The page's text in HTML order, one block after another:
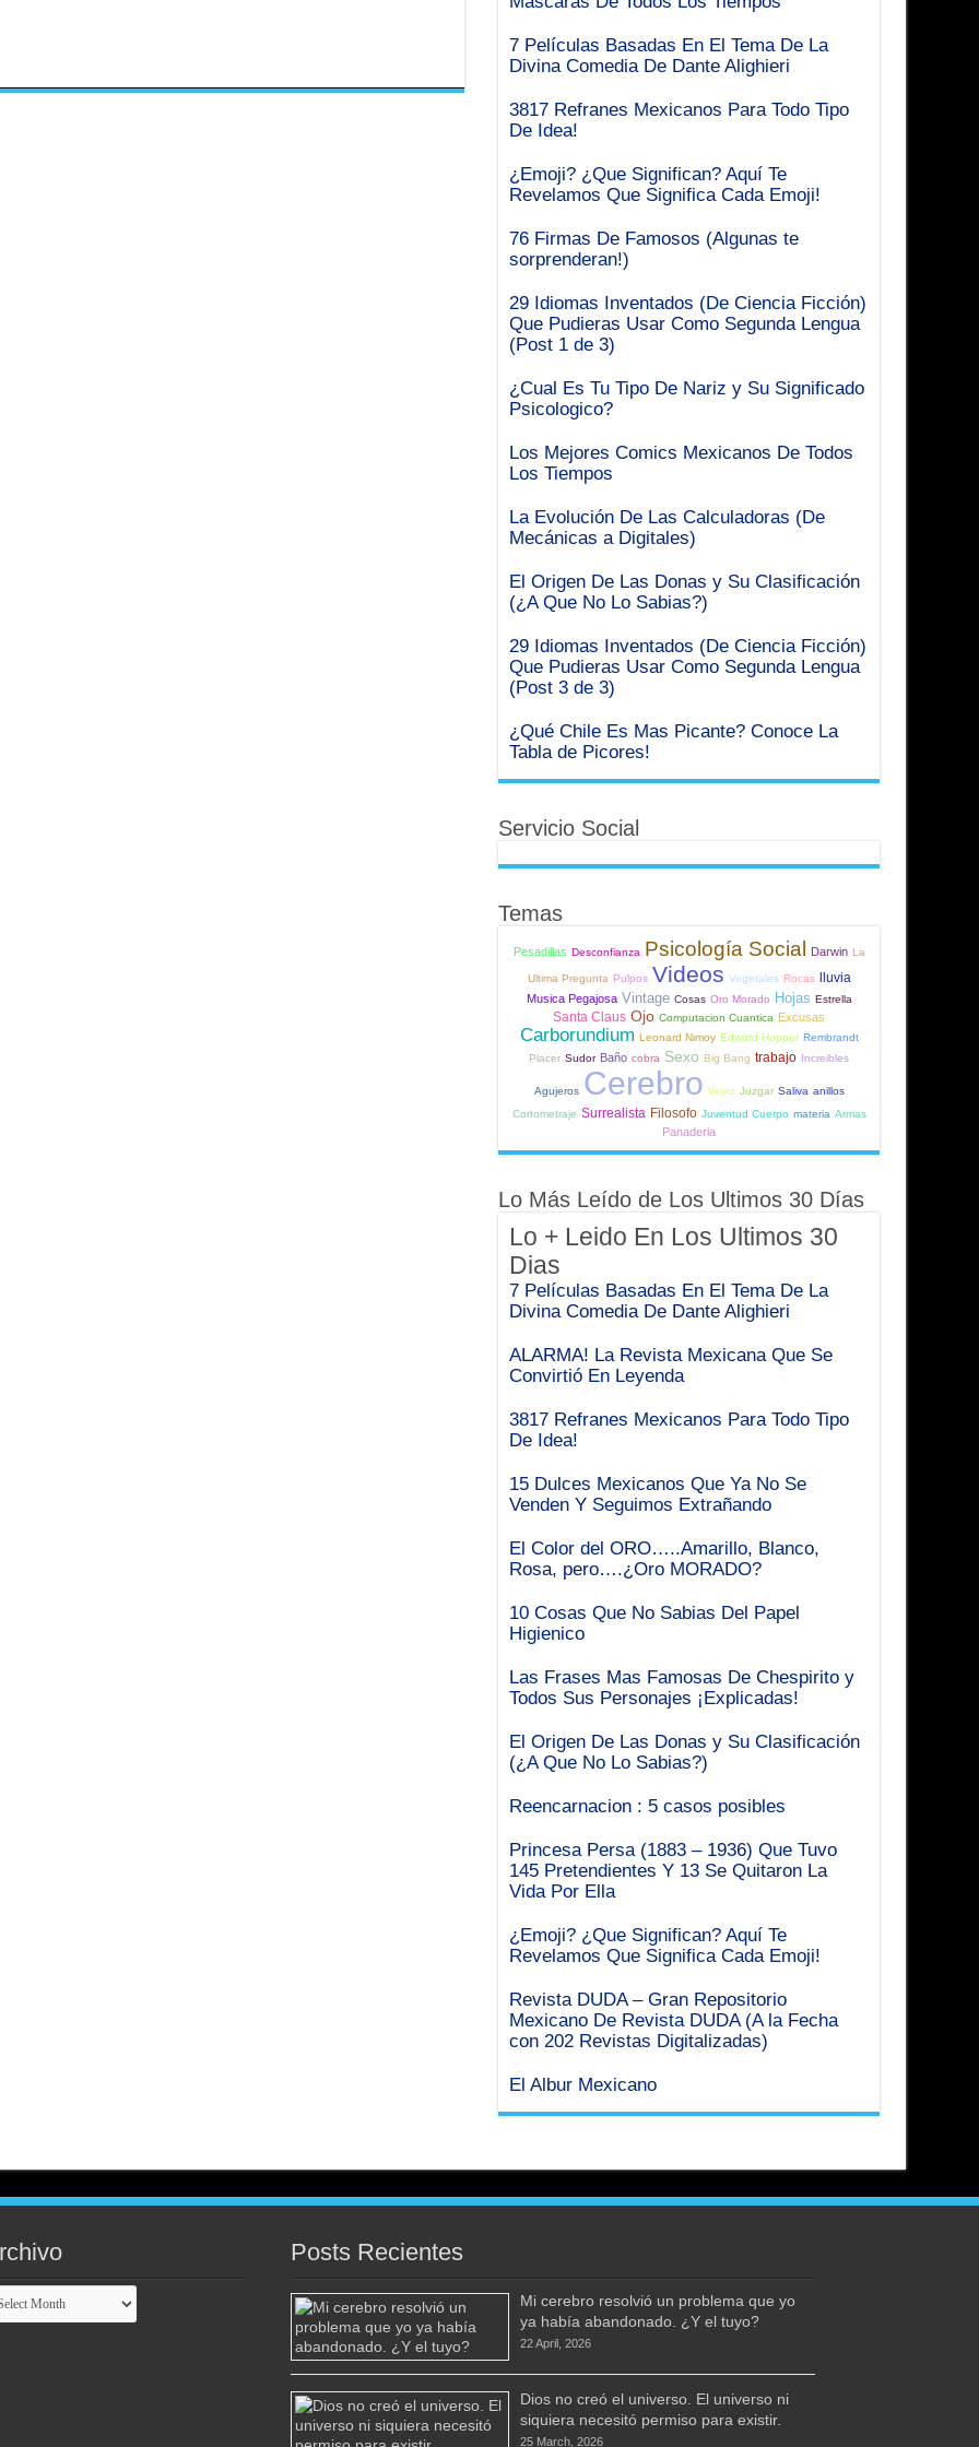
los Recuerdos Pertenecen a Otros
7 Películas Basadas En El Tema De La
Divina Comedia De Dante Alighieri
3817 Refranes Mexicanos Para Todo Tipo
De Idea!
¿Emoji? ¿Que Significan? Aquí Te
Revelamos Que Significa Cada Emoji!
76 Firmas De Famosos (Algunas te
sorprenderan!)
29 Idiomas Inventados (De Ciencia Ficción)
Que Pudieras Usar Como Segunda Lengua
(Post 1 de 3)
¿Cual Es Tu Tipo De Nariz y Su Significado
Psicologico?
Los Mejores Comics Mexicanos De Todos
Los Tiempos
La Evolución De Las Calculadoras (De
Mecánicas a Digitales)
El Origen De Las Donas y Su Clasificación
(¿A Que No Lo Sabias?)
29 Idiomas Inventados (De Ciencia Ficción)
Que Pudieras Usar Como Segunda Lengua
(Post 3 de 3)
¿Qué Chile Es Mas Picante? Conoce La
Tabla de Picores!
Servicio Social
Temas
Pesadillas Desconfianza Psicología Social Darwin La
Ultima Pregunta Pulpos Videos Vegetales Rocas lluvia
Musica Pegajosa Vintage Cosas Oro Morado Hojas Estrella
Santa Claus Ojo Computacion Cuantica Excusas
Carborundium Leonard Nimoy Edward Hopper Rembrandt
Placer Sudor Baño cobra Sexo Big Bang trabajo Increibles
Agujeros Cerebro Vejez Juzgar Saliva anillos
Cortometraje Surrealista Filosofo Juventud Cuerpo materia Armas
Panaderia
Lo Más Leído de Los Ultimos 30 Días
Lo + Leido En Los Ultimos 30
Dias
7 Películas Basadas En El Tema De La
Divina Comedia De Dante Alighieri
ALARMA! La Revista Mexicana Que Se
Convirtió En Leyenda
3817 Refranes Mexicanos Para Todo Tipo
De Idea!
15 Dulces Mexicanos Que Ya No Se
Venden Y Seguimos Extrañando
El Color del ORO…..Amarillo, Blanco,
Rosa, pero….¿Oro MORADO?
10 Cosas Que No Sabias Del Papel
Higienico
Las Frases Mas Famosas De Chespirito y
Todos Sus Personajes ¡Explicadas!
El Origen De Las Donas y Su Clasificación
(¿A Que No Lo Sabias?)
Reencarnacion : 5 casos posibles
Princesa Persa (1883 – 1936) Que Tuvo
145 Pretendientes Y 13 Se Quitaron La
Vida Por Ella
¿Emoji? ¿Que Significan? Aquí Te
Revelamos Que Significa Cada Emoji!
Revista DUDA – Gran Repositorio
Mexicano De Revista DUDA (A la Fecha
con 202 Revistas Digitalizadas)
El Albur Mexicano
Posts Recientes
Mi cerebro resolvió un problema que yo
ya había abandonado. ¿Y el tuyo?
22 April, 2026
Dios no creó el universo. El universo ni
siquiera necesitó permiso para existir.
25 March, 2026